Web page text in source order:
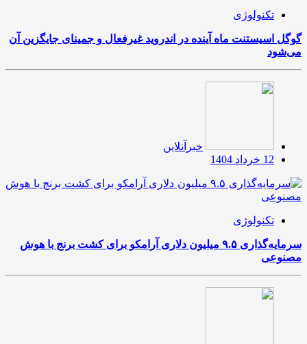
تکنولوژی
گوگل اسیستنت ماه آینده در اندروید غیرفعال و جمینای جایگزین آن
می‌شود
خبرآنلاین
12 خرداد 1404
تکنولوژی
سرمایه‌گذاری ۹.۵ میلیون دلاری آرامکو برای کشت برنج با هوش
مصنوعی